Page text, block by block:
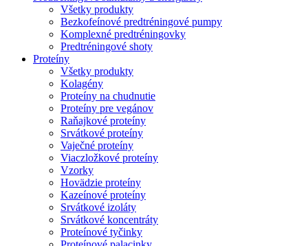
Všetky produkty
Bezkofeínové predtréningové pumpy
Komplexné predtréningovky
Predtréningové shoty
Proteíny
Všetky produkty
Kolagény
Proteíny na chudnutie
Proteíny pre vegánov
Raňajkové proteíny
Srvátkové proteíny
Vaječné proteíny
Viaczložkové proteíny
Vzorky
Hovädzie proteíny
Kazeínové proteíny
Srvátkové izoláty
Srvátkové koncentráty
Proteínové tyčinky